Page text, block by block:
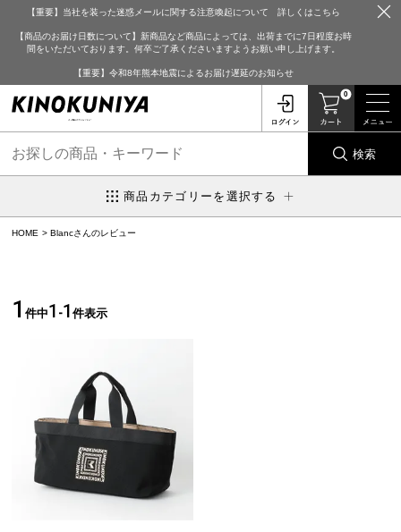
【重要】当社を装った迷惑メールに関する注意喚起について 詳しくはこちら
【商品のお届け日数について】新商品など商品によっては、出荷までに7日程度お時
間をいただいております。何卒ご了承くださいますようお願い申し上げます。
【重要】令和8年熊本地震によるお届け遅延のお知らせ
0
検索
商品カテゴリーを選択する
HOME Blancさんのレビュー
1 件中1 -1 件表示